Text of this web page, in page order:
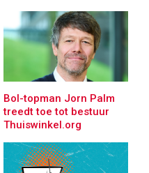
Bol-topman Jorn Palm
treedt toe tot bestuur
Thuiswinkel.org